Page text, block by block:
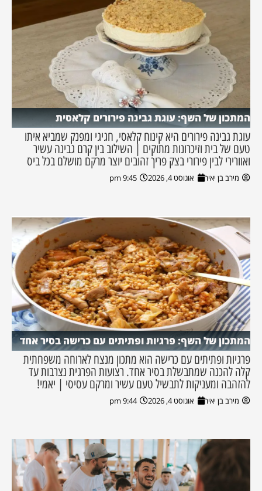
המתכון של השף: עוגת גבינה פירורים קלאסית
עוגת גבינה פירורים היא קינוח קלאסי, חגיגי ומפנק שמביא איתו
טעם של בית וזיכרונות מתוקים | השילוב בין קרם גבינה עשיר
ואוורירי לבין פירורי בצק פריך זהובים יוצר מרקם מושלם בכל ביס
מירב בן יאיר אוגוסט 4, 2026 9:45 pm
המתכון של השף: פרגיות ופתיתים עם כרישה בסיר אחד
פרגיות ופתיתים עם כרישה הוא מתכון מנצח לארוחה משפחתית
קלה להכנה שמתבשלת בסיר אחד. רצועות הפרגית נצרבות עד
להזהבה ומעניקות לתבשיל טעם עשיר ומרקם עסיסי | יאמי!
מירב בן יאיר אוגוסט 4, 2026 9:44 pm